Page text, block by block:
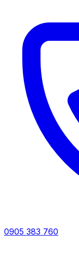
0905 383 760